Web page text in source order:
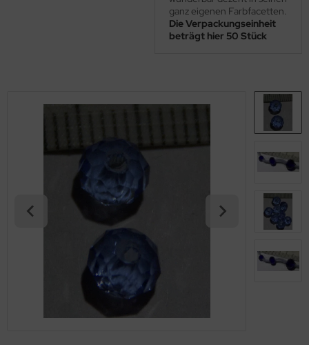
ganz eigenen Farbfacetten.
Die Verpackungseinheit
beträgt hier 50 Stück